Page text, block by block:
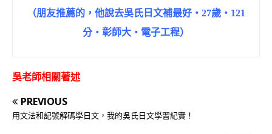
（朋友推薦的，他說去吳氏日文補最好‧27歲‧121
分‧彰師大‧電子工程）
吳老師相關著述
PREVIOUS
用文法和記號解碼學日文，我的吳氏日文學習紀實！